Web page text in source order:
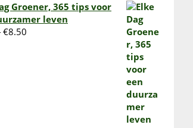
Groener, 365 tips voor
leven
Oorspronkelijke
€8.50